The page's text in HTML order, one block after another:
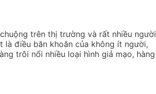
trên thị trường và rất nhiều người
là điều băn khoăn của không ít người,
trôi nổi nhiều loại hình giả mạo, hàng